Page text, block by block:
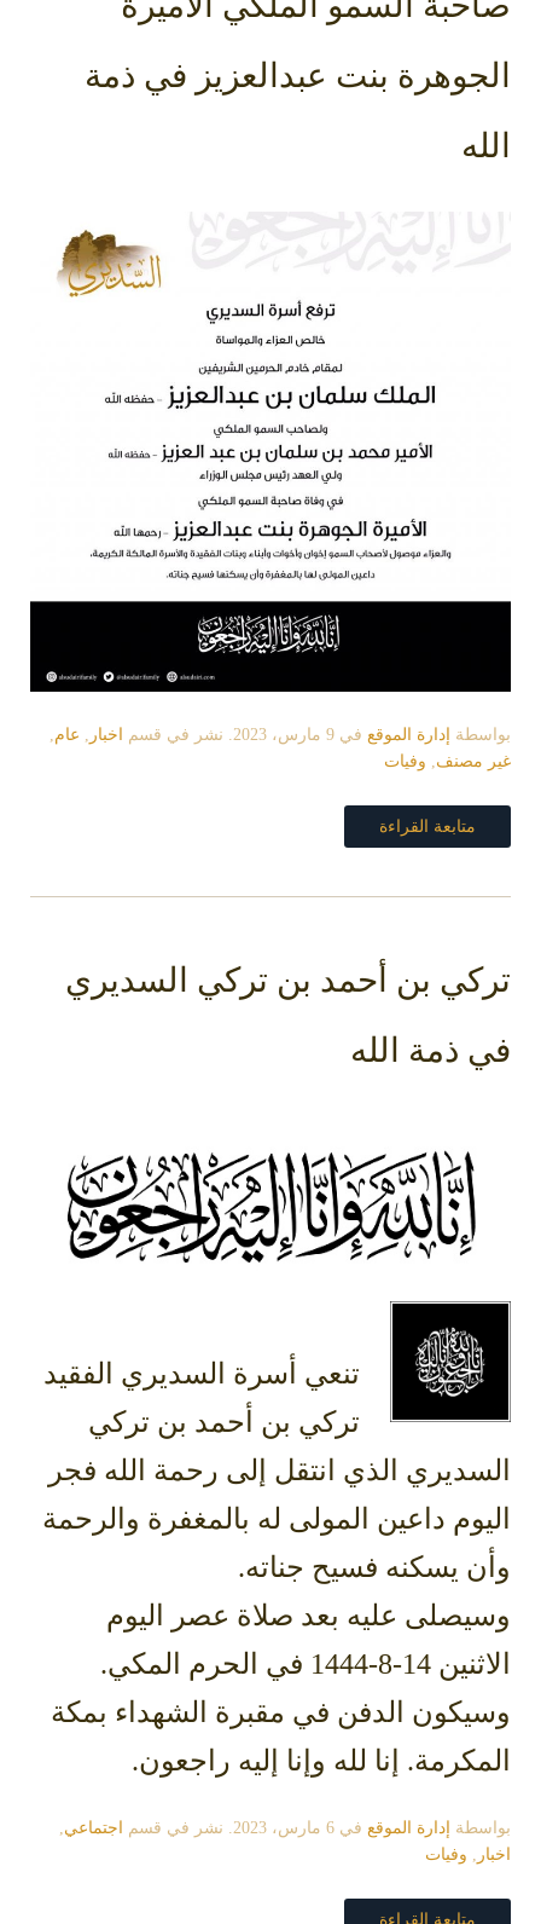
الجوهرة بنت عبدالعزيز في ذمة
الله
بواسطة إدارة الموقع في 9 مارس، 2023 . نشر في قسم اخبار , عام,
غير مصنف, وفيات
متابعة القراءة
تركي بن أحمد بن تركي السديري
في ذمة الله
تنعي أسرة السديري الفقيد
تركي بن أحمد بن تركي
السديري الذي انتقل إلى رحمة الله فجر
اليوم داعين المولى له بالمغفرة والرحمة
وأن يسكنه فسيح جناته.
وسيصلى عليه بعد صلاة عصر اليوم
الاثنين 14-8-1444 في الحرم المكي.
وسيكون الدفن في مقبرة الشهداء بمكة
المكرمة. إنا لله وإنا إليه راجعون.
بواسطة إدارة الموقع في 6 مارس، 2023 . نشر في قسم اجتماعي,
اخبار , وفيات
متابعة القراءة